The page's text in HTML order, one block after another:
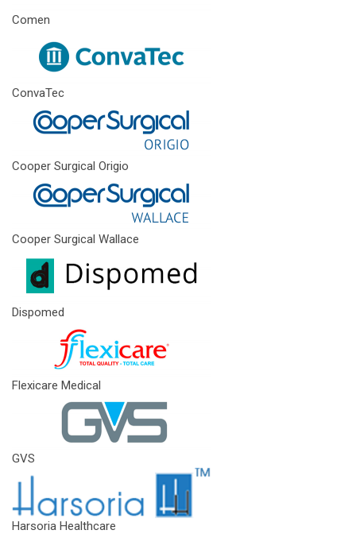
Comen
ConvaTec
Cooper Surgical Origio
Cooper Surgical Wallace
Dispomed
Flexicare Medical
GVS
Harsoria Healthcare